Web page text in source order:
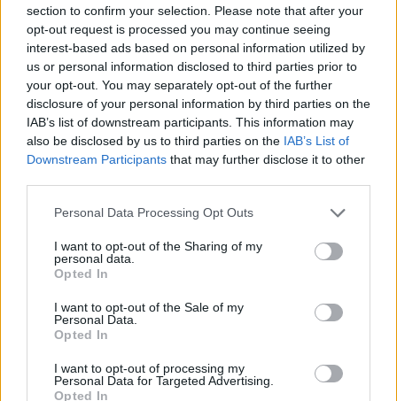
section to confirm your selection. Please note that after your
opt-out request is processed you may continue seeing
interest-based ads based on personal information utilized by
us or personal information disclosed to third parties prior to
your opt-out. You may separately opt-out of the further
disclosure of your personal information by third parties on the
IAB’s list of downstream participants. This information may
also be disclosed by us to third parties on the IAB’s List of
Downstream Participants that may further disclose it to other
Personal Data Processing Opt Outs
I want to opt-out of the Sharing of my
personal data.
Opted In
I want to opt-out of the Sale of my
Personal Data.
Opted In
I want to opt-out of processing my
Personal Data for Targeted Advertising.
Opted In
Hasznos
Impresszum
Szerzői jogok
Adatvédelmi tájékoztató
Cookie-kezelési tájékoztató
Hozzászólási szabályzat
Nyomtatott lapjaink archívuma
Székely Hírmondó archívuma
Sütibeállítások
Médiatér